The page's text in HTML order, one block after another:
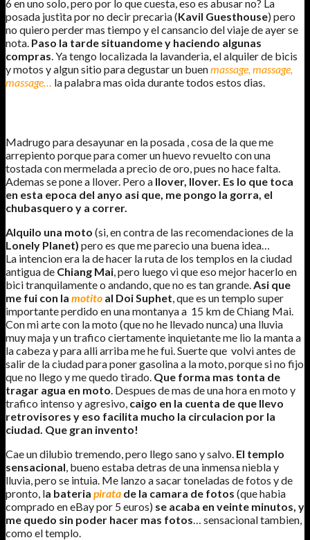
6 en uno solo, pero por lo que cuesta, eso es abusar no? La
posada justita por no decir precaria (Kavil Guesthouse) pero
no quiero perder mas tiempo y el cansancio del viaje de ayer se
nota. Paso la tarde situandome y haciendo algunas
compras. Ya tengo localizada la lavanderia, el alquiler de bicis
y motos y algun sitio para degustar un buenmassage, massage,
massage… la palabra mas oida durante todos estos dias.
Madrugo para desayunar en la posada , cosa de la que me
arrepiento porque para comer un huevo revuelto con una
tostada con mermelada a precio de oro, pues no hace falta.
Ademas se pone a llover. Pero a llover, llover. Es lo que toca
en esta epoca del anyo asi que, me pongo la gorra, el
chubasquero y a correr.
Alquilo una moto (si, en contra de las recomendaciones de la
Lonely Planet) pero es que me parecio una buena idea…
La intencion era la de hacer la ruta de los templos en la ciudad
antigua de Chiang Mai , pero luego vi que eso mejor hacerlo en
bici tranquilamente o andando, que no es tan grande. Asi que
me fui con la motito al Doi Suphet , que es un templo super
importante perdido en una montanya a 15 km de Chiang Mai.
Con mi arte con la moto (que no he llevado nunca) una lluvia
muy maja y un trafico ciertamente inquietante me lio la manta a
la cabeza y para alli arriba me he fui. Suerte que volvi antes de
salir de la ciudad para poner gasolina a la moto, porque si no fijo
que no llego y me quedo tirado. Que forma mas tonta de
tragar agua en moto . Despues de mas de una hora en moto y
trafico intenso y agresivo, caigo en la cuenta de que llevo
retrovisores y eso facilita mucho la circulacion por la
ciudad. Que gran invento!
Cae un dilubio tremendo, pero llego sano y salvo. El templo
sensacional , bueno estaba detras de una inmensa niebla y
lluvia, pero se intuia. Me lanzo a sacar toneladas de fotos y de
pronto, la bateria pirata de la camara de fotos (que habia
comprado en eBay por 5 euros) se acaba en veinte minutos, y
me quedo sin poder hacer mas fotos … sensacional tambien,
como el templo.